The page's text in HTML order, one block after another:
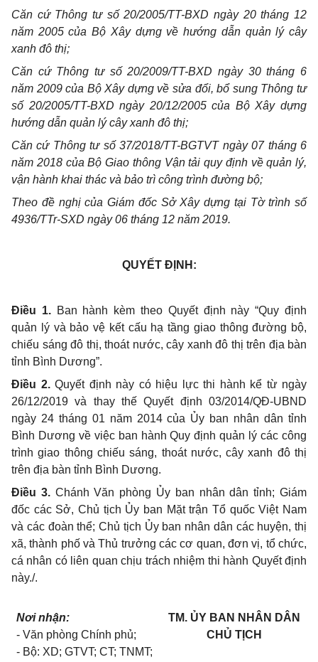
Căn cứ Thông tư số 20/2005/TT-BXD ngày 20 tháng 12
năm 2005 của Bộ Xây dựng về hướng dẫn quản lý cây
xanh đô thị;
Căn cứ Thông tư số 20/2009/TT-BXD ngày 30 tháng 6
năm 2009 của Bộ Xây dựng về sửa đổi, bổ sung Thông tư
số 20/2005/TT-BXD ngày 20/12/2005 của Bộ Xây dựng
hướng dẫn quản lý cây xanh đô thị;
Căn cứ Thông tư số 37/2018/TT-BGTVT ngày 07 tháng 6
năm 2018 của Bộ Giao thông Vận tải quy định về quản lý,
vận hành khai thác và bảo trì công trình đường bộ;
Theo đề nghị của Giám đốc Sở Xây dựng tại Tờ trình số
4936/TTr-SXD ngày 06 tháng 12 năm 2019.
QUYẾT ĐỊNH:
Điều 1. Ban hành kèm theo Quyết định này “Quy định
quản lý và bảo vệ kết cấu hạ tầng giao thông đường bộ,
chiếu sáng đô thị, thoát nước, cây xanh đô thị trên địa bàn
tỉnh Bình Dương”.
Điều 2. Quyết định này có hiệu lực thi hành kể từ ngày
26/12/2019 và thay thế Quyết định 03/2014/QĐ-UBND
ngày 24 tháng 01 năm 2014 của Ủy ban nhân dân tỉnh
Bình Dương về việc ban hành Quy định quản lý các công
trình giao thông chiếu sáng, thoát nước, cây xanh đô thị
trên địa bàn tỉnh Bình Dương.
Điều 3. Chánh Văn phòng Ủy ban nhân dân tỉnh; Giám
đốc các Sở, Chủ tịch Ủy ban Mặt trận Tổ quốc Việt Nam
và các đoàn thể; Chủ tịch Ủy ban nhân dân các huyện, thị
xã, thành phố và Thủ trưởng các cơ quan, đơn vị, tổ chức,
cá nhân có liên quan chịu trách nhiệm thi hành Quyết định
này./.
Nơi nhận:
- Văn phòng Chính phủ;
- Bộ: XD; GTVT; CT; TNMT;
TM. ỦY BAN NHÂN DÂN
CHỦ TỊCH